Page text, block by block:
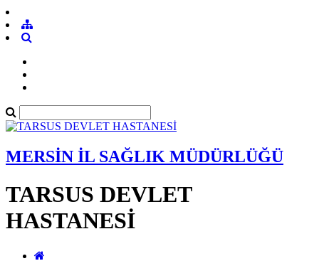
MERSİN İL SAĞLIK MÜDÜRLÜĞÜ
TARSUS DEVLET
HASTANESİ